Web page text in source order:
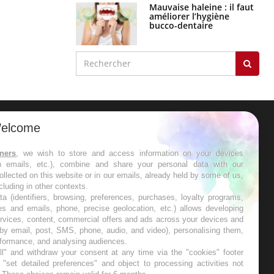
Mauvaise haleine : il faut
améliorer l’hygiène
bucco-dentaire
les semaines les meilleures
, we wish to store and access information on your devices
emails, etc.), combine and share your personal data with our
on this website or in our emails, already held by some of us,
in other contexts.
(identifiers, browsing, preferences, purchases, loyalty programs,
and emails, phone, precise geolocation, etc.) allows developing
content, commercial offers and ads across your devices and
email, post, SMS, phone, audio, and video), personalising them,
and analysing audiences.
and withdraw your consent at any time via the "cookies" footer
detailed preferences" and object to processing activities not